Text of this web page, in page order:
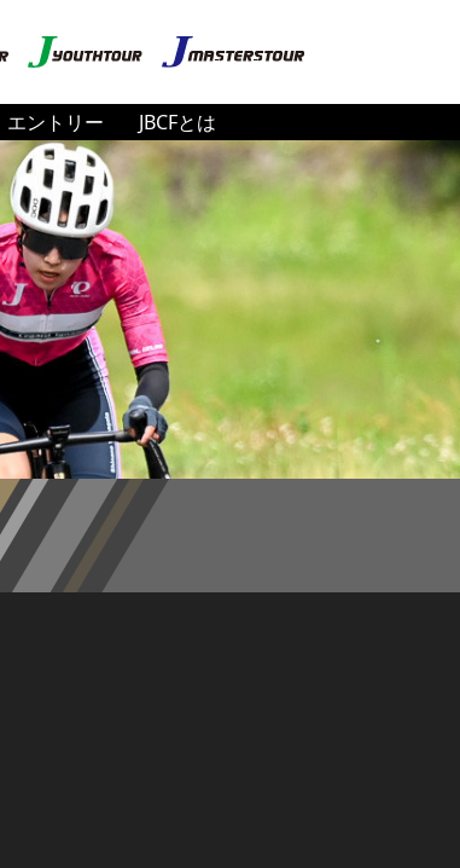
エントリー JBCFとは